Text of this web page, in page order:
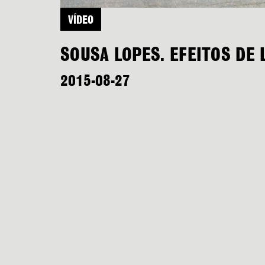
VÍDEO
SOUSA LOPES. EFEITOS DE
2015-08-27